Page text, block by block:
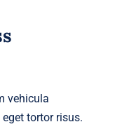
vehicula
tortor risus.